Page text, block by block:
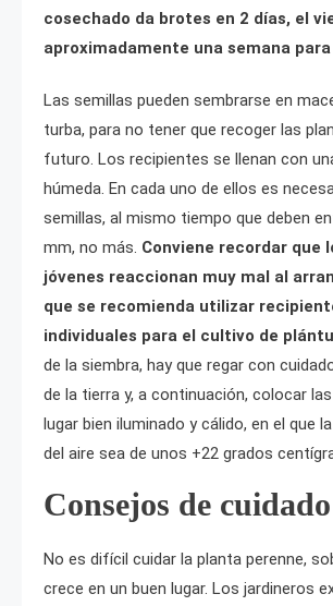
cosechado da brotes en 2 días, el
aproximadamente una semana
Las semillas pueden sembrarse en
turba, para no tener que recoger las
futuro. Los recipientes se llenan con
húmeda. En cada uno de ellos es
semillas, al mismo tiempo que deben
mm, no más. Conviene recordar que
jóvenes reaccionan muy mal al
que se recomienda utilizar
individuales para el cultivo de
de la siembra, hay que regar con
de la tierra y, a continuación, colocar
lugar bien iluminado y cálido, en el que
del aire sea de unos +22 grados
Consejos de cuidado
No es difícil cuidar la planta perenne,
crece en un buen lugar. Los jardineros